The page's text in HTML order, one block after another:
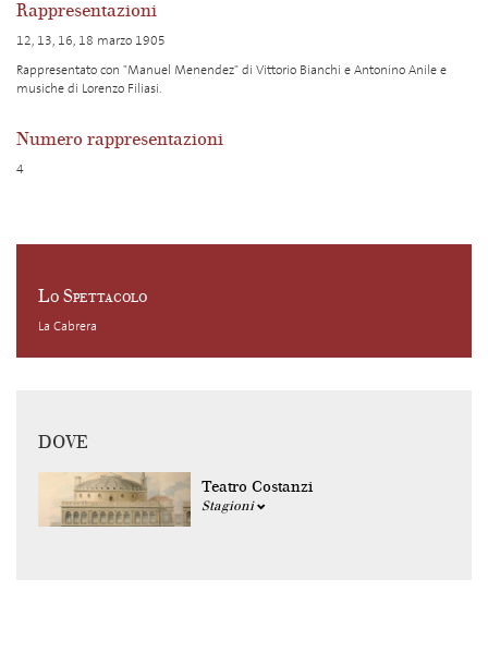
Rappresentazioni
12, 13, 16, 18 marzo 1905
Rappresentato con "Manuel Menendez" di Vittorio Bianchi e Antonino Anile e
musiche di Lorenzo Filiasi.
Numero rappresentazioni
4
Lo Spettacolo
La Cabrera
DOVE
Teatro Costanzi
Stagioni